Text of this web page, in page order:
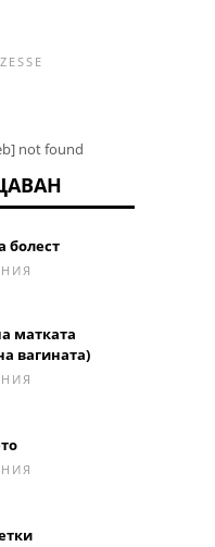
not found
болест
матката
вагината)